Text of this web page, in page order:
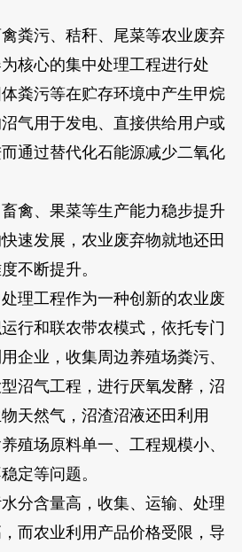
污、秸秆、尾菜等农业废弃
核心的集中处理工程进行处
粪污等在贮存环境中产生甲烷
气用于发电、直接供给用户或
通过替代化石能源减少二氧化
、果菜等生产能力稳步提升
速发展，农业废弃物就地还田
不断提升。
工程作为一种创新的农业废
行和联农带农模式，依托专门
企业，收集周边养殖场粪污、
沼气工程，进行厌氧发酵，沼
天然气，沼渣沼液还田利用
殖场原料单一、工程规模小、
定等问题。
含量高，收集、运输、处理
而农业利用产品价格受限，导